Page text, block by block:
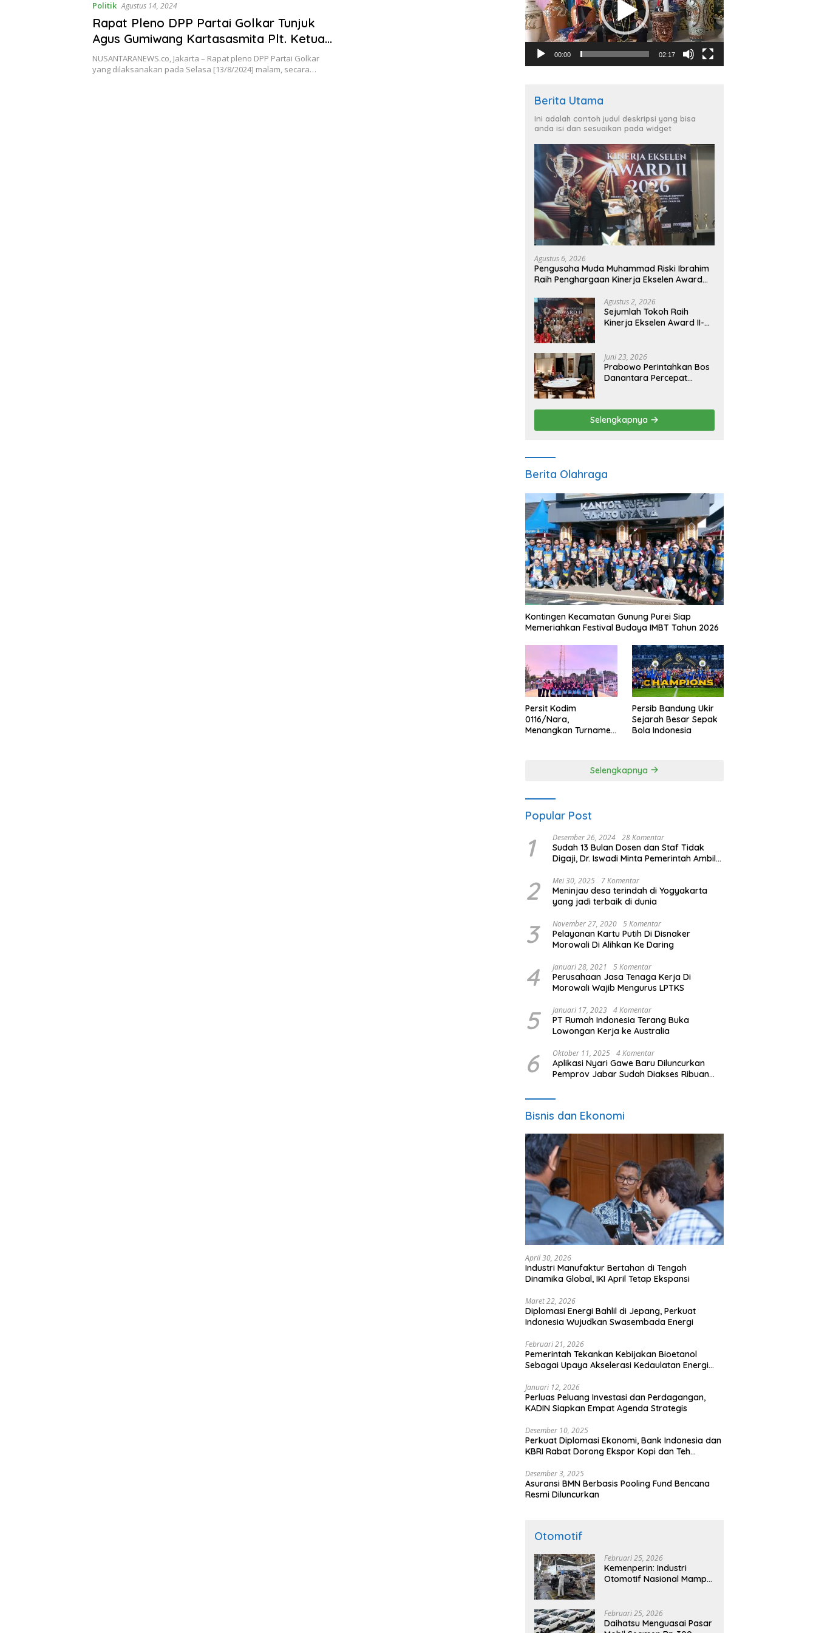
Politik Agustus 14, 2024
Rapat Pleno DPP Partai Golkar Tunjuk
Agus Gumiwang Kartasasmita Plt. Ketua
Umum
NUSANTARANEWS.co, Jakarta – Rapat pleno DPP Partai Golkar
yang dilaksanakan pada Selasa [13/8/2024] malam, secara…
00:00 02:17
Berita Utama
Ini adalah contoh judul deskripsi yang bisa
anda isi dan sesuaikan pada widget
Agustus 6, 2026
Pengusaha Muda Muhammad Riski Ibrahim
Raih Penghargaan Kinerja Ekselen Award
Agustus 2, 2026
Sejumlah Tokoh Raih
Kinerja Ekselen Award II-
Juni 23, 2026
Prabowo Perintahkan Bos
Danantara Percepat
Ekonomi Baru
Selengkapnya
Berita Olahraga
Kontingen Kecamatan Gunung Purei Siap
Memeriahkan Festival Budaya IMBT Tahun 2026
Persit Kodim
0116/Nara,
Menangkan Turnamen
Persib Bandung Ukir
Sejarah Besar Sepak
Bola Indonesia
Selengkapnya
Popular Post
1 Desember 26, 2024 28 Komentar
Sudah 13 Bulan Dosen dan Staf Tidak
Digaji, Dr. Iswadi Minta Pemerintah Ambil
2 Mei 30, 2025 7 Komentar
Meninjau desa terindah di Yogyakarta
yang jadi terbaik di dunia
3 November 27, 2020 5 Komentar
Pelayanan Kartu Putih Di Disnaker
Morowali Di Alihkan Ke Daring
4 Januari 28, 2021 5 Komentar
Perusahaan Jasa Tenaga Kerja Di
Morowali Wajib Mengurus LPTKS
5 Januari 17, 2023 4 Komentar
PT Rumah Indonesia Terang Buka
Lowongan Kerja ke Australia
6 Oktober 11, 2025 4 Komentar
Aplikasi Nyari Gawe Baru Diluncurkan
Pemprov Jabar Sudah Diakses Ribuan
Bisnis dan Ekonomi
April 30, 2026
Industri Manufaktur Bertahan di Tengah
Dinamika Global, IKI April Tetap Ekspansi
Maret 22, 2026
Diplomasi Energi Bahlil di Jepang, Perkuat
Indonesia Wujudkan Swasembada Energi
Februari 21, 2026
Pemerintah Tekankan Kebijakan Bioetanol
Sebagai Upaya Akselerasi Kedaulatan Energi
Januari 12, 2026
Perluas Peluang Investasi dan Perdagangan,
KADIN Siapkan Empat Agenda Strategis
Desember 10, 2025
Perkuat Diplomasi Ekonomi, Bank Indonesia dan
KBRI Rabat Dorong Ekspor Kopi dan Teh
Desember 3, 2025
Asuransi BMN Berbasis Pooling Fund Bencana
Resmi Diluncurkan
Otomotif
Februari 25, 2026
Kemenperin: Industri
Otomotif Nasional Mampu
Februari 25, 2026
Daihatsu Menguasai Pasar